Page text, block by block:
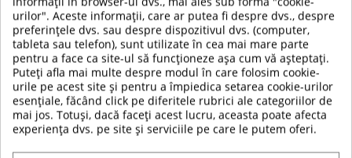
Grosime maner:10 mm
Include:
4 suruburi de prindere
Greutatea maxima suportata:220 kg
TABEL DE DATE
urilor". Aceste informații, care ar putea fi despre dvs., despre
preferințele dvs. sau despre dispozitivul dvs. (computer,
tableta sau telefon), sunt utilizate în cea mai mare parte
pentru a face ca site-ul să funcționeze așa cum vă așteptați.
Puteți afla mai multe despre modul în care folosim cookie-
urile pe acest site și pentru a împiedica setarea cookie-urilor
esențiale, făcând click pe diferitele rubrici ale categoriilor de
mai jos. Totuși, dacă faceți acest lucru, aceasta poate afecta
experiența dvs. pe site și serviciile pe care le putem oferi.